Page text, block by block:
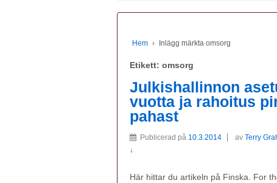
Hem › Inlägg märkta omsorg
Etikett: omsorg
Julkishallinnon
vuotta ja rahoitus
pahast
Publicerad på 10.3.2014 av Terry
↓
Här hittar du artikeln på Finska. For